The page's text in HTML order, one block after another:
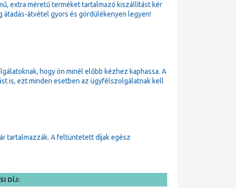
extra méretű terméket tartalmazó kiszállítást kér
átadás-átvétel gyors és gördülékenyen legyen!
hogy ön minél előbb kézhez kaphassa. A
is, ezt minden esetben az ügyfélszolgálatnak kell
tartalmazzák. A feltüntetett díjak egész
DÍJ: